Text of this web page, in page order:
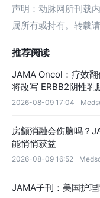
声明：动脉网所刊载
属所有或持有。转载
推荐阅读
JAMA Oncol：疗效
将改写 ERBB2阴性乳
2026-08-09 17:04
房颤消融会伤脑吗？
能悄悄获益
2026-08-09 16:52
JAMA子刊：美国护理